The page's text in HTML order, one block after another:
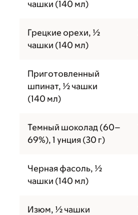
чашки (140 мл)
Грецкие орехи, ½
чашки (140 мл)
Приготовленный
шпинат, ½ чашки
(140 мл)
Темный шоколад (60–
69%), 1 унция (30 г)
Черная фасоль, ½
чашки (140 мл)
Изюм, ½ чашки